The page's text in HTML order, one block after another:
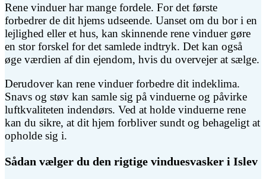
Rene vinduer har mange fordele. For det første
forbedrer de dit hjems udseende. Uanset om du bor i en
lejlighed eller et hus, kan skinnende rene vinduer gøre
en stor forskel for det samlede indtryk. Det kan også
øge værdien af din ejendom, hvis du overvejer at sælge.
Derudover kan rene vinduer forbedre dit indeklima.
Snavs og støv kan samle sig på vinduerne og påvirke
luftkvaliteten indendørs. Ved at holde vinduerne rene
kan du sikre, at dit hjem forbliver sundt og behageligt at
opholde sig i.
Sådan vælger du den rigtige vinduesvasker i Islev